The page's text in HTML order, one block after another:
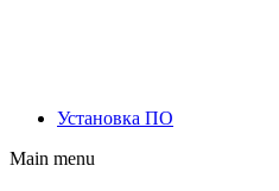
Установка ПО
Main menu